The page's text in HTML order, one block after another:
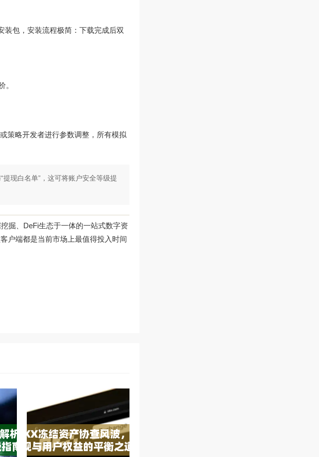
装包，安装流程极简：下载完成后双
。
策略开发者进行参数调整，所有模拟
提现白名单”，这可将账户安全等级提
掘、DeFi生态于一体的一站式数字资
户端都是当前市场上最值得投入时间